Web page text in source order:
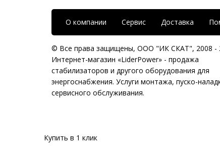
О компании Сервис Доставка
© Все права защищены, ООО "ИК СКАТ", 2008 -
Интернет-магазин «LiderPower» - продажа
стабилизаторов и другого оборудования для
энергоснабжения. Услуги монтажа, пуско-
сервисного обслуживания.
Купить в 1 клик